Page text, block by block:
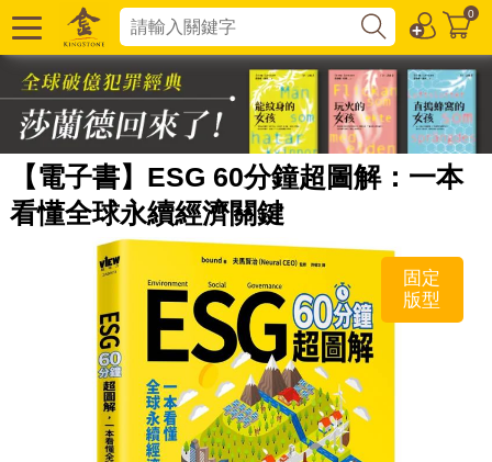
0
【電子書】ESG 60分鐘超圖解：一本
看懂全球永續經濟關鍵
固定
版型